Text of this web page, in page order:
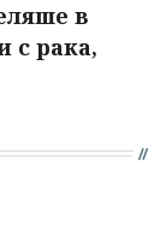
в
с рака,